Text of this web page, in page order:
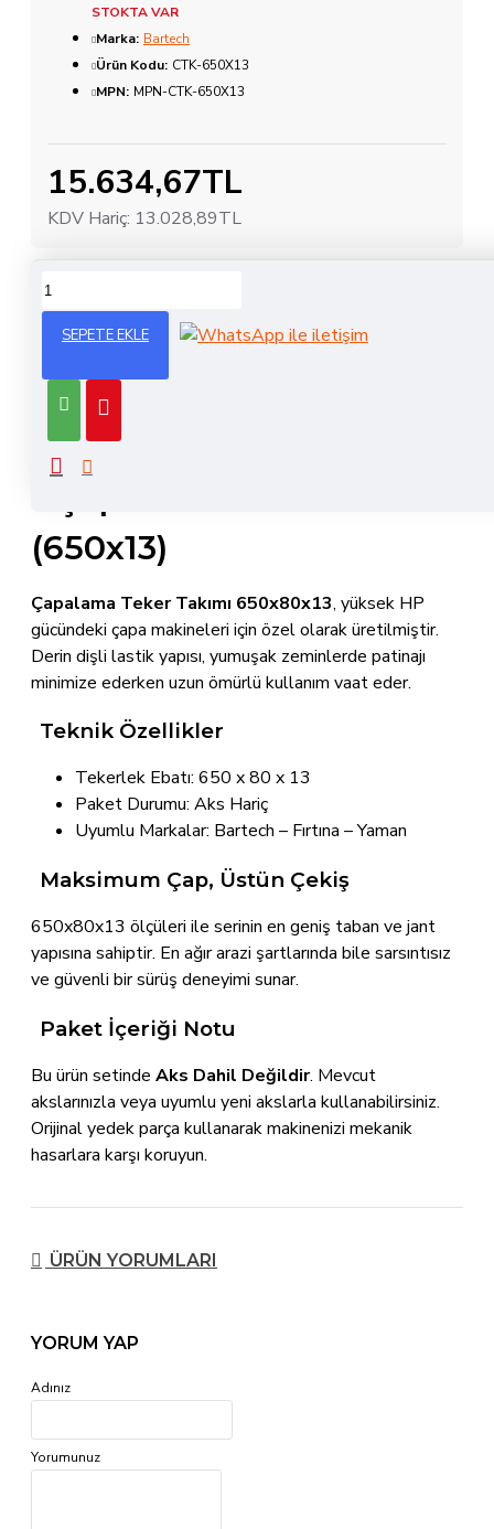
15.634,67TL
KDV Hariç: 13.028,89TL
STOKTA VAR
Marka: Bartech
Ürün Kodu: CTK-650X13
MPN: MPN-CTK-650X13
SEPETE EKLE
ÜRÜN BILGISI
Çapalama Teker Takımı 650x13
Profesyonel Yedek Parça
(650x13)
Çapalama Teker Takımı 650x80x13, yüksek HP
gücündeki çapa makineleri için özel olarak üretilmiştir.
Derin dişli lastik yapısı, yumuşak zeminlerde patinajı
minimize ederken uzun ömürlü kullanım vaat eder.
Teknik Özellikler
Tekerlek Ebatı: 650 x 80 x 13
Paket Durumu: Aks Hariç
Uyumlu Markalar: Bartech – Fırtına – Yaman
Maksimum Çap, Üstün Çekiş
650x80x13 ölçüleri ile serinin en geniş taban ve jant
yapısına sahiptir. En ağır arazi şartlarında bile sarsıntısız
ve güvenli bir sürüş deneyimi sunar.
Paket İçeriği Notu
Bu ürün setinde Aks Dahil Değildir. Mevcut
akslarınızla veya uyumlu yeni akslarla kullanabilirsiniz.
Orijinal yedek parça kullanarak makinenizi mekanik
hasarlara karşı koruyun.
ÜRÜN YORUMLARI
YORUM YAP
Adınız
Yorumunuz